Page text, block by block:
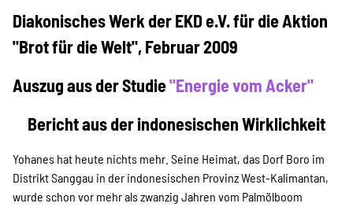
Publikationen
Projekte
Kampagne
Diakonisches Werk der EKD e.V. für die Aktion
"Brot für die Welt", Februar 2009
Auszug aus der Studie"Energie vom Acker"
Bericht aus der indonesischen Wirklichkeit
Yohanes hat heute nichts mehr. Seine Heimat, das Dorf Boro im
Distrikt Sanggau in der indonesischen Provinz West-Kalimantan,
wurde schon vor mehr als zwanzig Jahren vom Palmölboom